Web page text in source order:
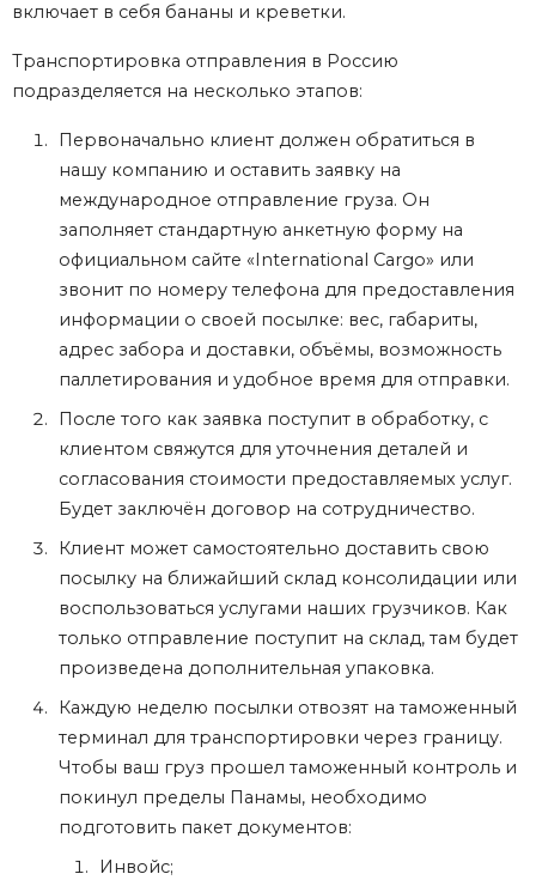
включает в себя бананы и креветки.
Транспортировка отправления в Россию
подразделяется на несколько этапов:
Первоначально клиент должен обратиться в
нашу компанию и оставить заявку на
международное отправление груза. Он
заполняет стандартную анкетную форму на
официальном сайте «International Cargo» или
звонит по номеру телефона для предоставления
информации о своей посылке: вес, габариты,
адрес забора и доставки, объёмы, возможность
паллетирования и удобное время для отправки.
После того как заявка поступит в обработку, с
клиентом свяжутся для уточнения деталей и
согласования стоимости предоставляемых услуг.
Будет заключён договор на сотрудничество.
Клиент может самостоятельно доставить свою
посылку на ближайший склад консолидации или
воспользоваться услугами наших грузчиков. Как
только отправление поступит на склад, там будет
произведена дополнительная упаковка.
Каждую неделю посылки отвозят на таможенный
терминал для транспортировки через границу.
Чтобы ваш груз прошел таможенный контроль и
покинул пределы Панамы, необходимо
подготовить пакет документов:
Инвойс;